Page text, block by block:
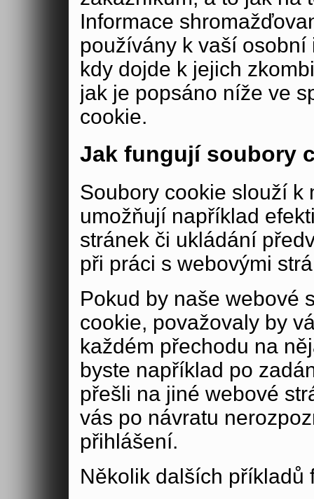
Informace
používány k vaší
kdy dojde k jejich
jak je popsáno níže ve
cookie.
Jak fungují soubory
Soubory cookie slouží k
umožňují například
stránek či ukládání
při práci s webovými
Pokud by naše webové
cookie, považovaly by
každém přechodu na
byste například po
přešli na jiné webové
vás po návratu
přihlášení.
Několik dalších příkladů